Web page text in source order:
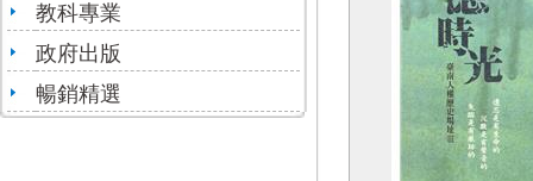
教科專業
政府出版
暢銷精選